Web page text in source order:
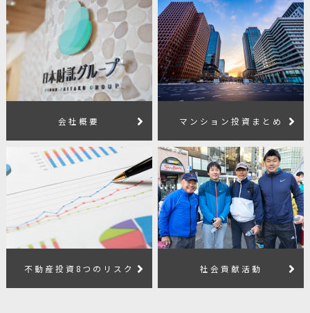
会社概要 マンション投資まとめ
不動産投資8つのリスク 社会貢献活動